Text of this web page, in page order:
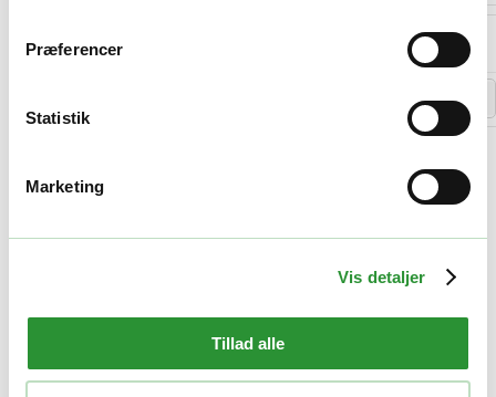
Præferencer
Statistik
Marketing
Vis detaljer
Tillad alle
+175,00
Facebook Twitter
blæsere,Løvblæsere Tag:EGO POWER+ løvblæsere
Yderligere information
Beskrivelse